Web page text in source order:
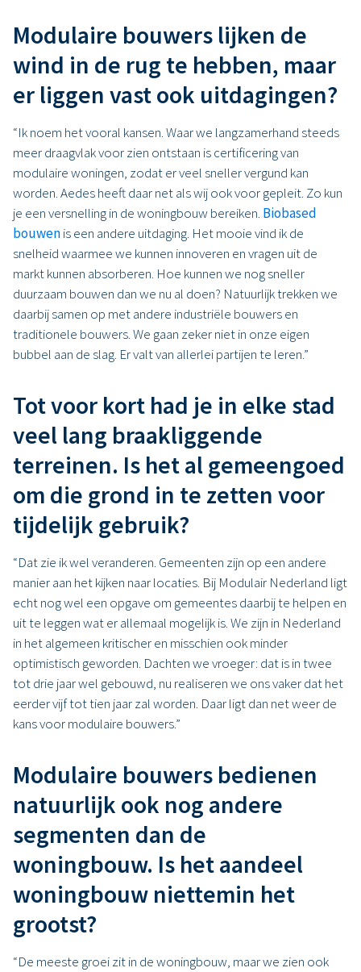
Modulaire bouwers lijken de
wind in de rug te hebben, maar
er liggen vast ook uitdagingen?
“Ik noem het vooral kansen. Waar we langzamerhand steeds
meer draagvlak voor zien ontstaan is certificering van
modulaire woningen, zodat er veel sneller vergund kan
worden. Aedes heeft daar net als wij ook voor gepleit. Zo kun
je een versnelling in de woningbouw bereiken. Biobased
bouwenis een andere uitdaging. Het mooie vind ik de
snelheid waarmee we kunnen innoveren en vragen uit de
markt kunnen absorberen. Hoe kunnen we nog sneller
duurzaam bouwen dan we nu al doen? Natuurlijk trekken we
daarbij samen op met andere industriële bouwers en
traditionele bouwers. We gaan zeker niet in onze eigen
bubbel aan de slag. Er valt van allerlei partijen te leren.”
Tot voor kort had je in elke stad
veel lang braakliggende
terreinen. Is het al gemeengoed
om die grond in te zetten voor
tijdelijk gebruik?
“Dat zie ik wel veranderen. Gemeenten zijn op een andere
manier aan het kijken naar locaties. Bij Modulair Nederland ligt
echt nog wel een opgave om gemeentes daarbij te helpen en
uit te leggen wat er allemaal mogelijk is. We zijn in Nederland
in het algemeen kritischer en misschien ook minder
optimistisch geworden. Dachten we vroeger: dat is in twee
tot drie jaar wel gebouwd, nu realiseren we ons vaker dat het
eerder vijf tot tien jaar zal worden. Daar ligt dan net weer de
kans voor modulaire bouwers.”
Modulaire bouwers bedienen
natuurlijk ook nog andere
segmenten dan de
woningbouw. Is het aandeel
woningbouw niettemin het
grootst?
“De meeste groei zit in de woningbouw, maar we zien ook